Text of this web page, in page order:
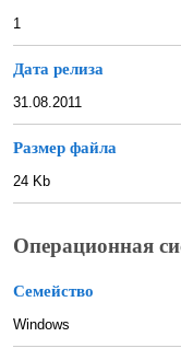
1
Дата релиза
31.08.2011
Размер файла
24 Kb
Операционная
Семейство
Windows